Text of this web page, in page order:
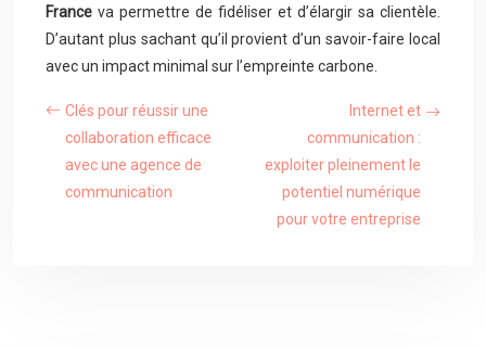
France va permettre de fidéliser et d’élargir sa clientèle.
D’autant plus sachant qu’il provient d’un savoir-faire local
avec un impact minimal sur l’empreinte carbone.
Clés pour réussir une
collaboration efficace
avec une agence de
communication
Internet et
communication :
exploiter pleinement le
potentiel numérique
pour votre entreprise